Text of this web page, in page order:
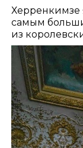
Херренкимзе
самым
из